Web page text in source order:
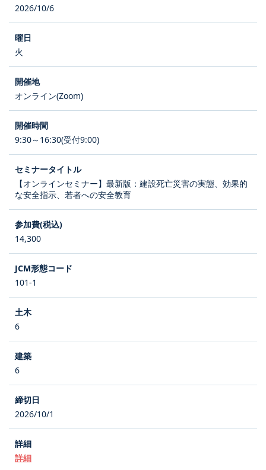
2026/10/6
火
オンライン(Zoom)
9:30～16:30(受付9:00)
【オンラインセミナー】最新版：建設死亡災害の実態、効果的
な安全指示、若者への安全教育
14,300
101-1
6
6
2026/10/1
詳細